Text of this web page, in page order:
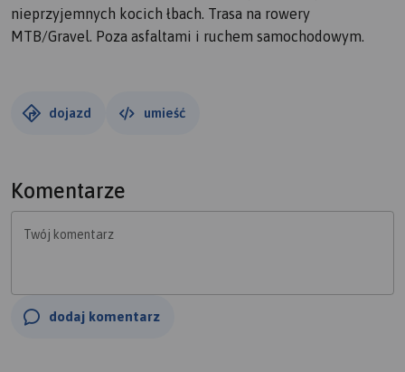
nieprzyjemnych kocich łbach. Trasa na rowery
MTB/Gravel. Poza asfaltami i ruchem samochodowym.
dojazd umieść
Komentarze
Twój komentarz
dodaj komentarz